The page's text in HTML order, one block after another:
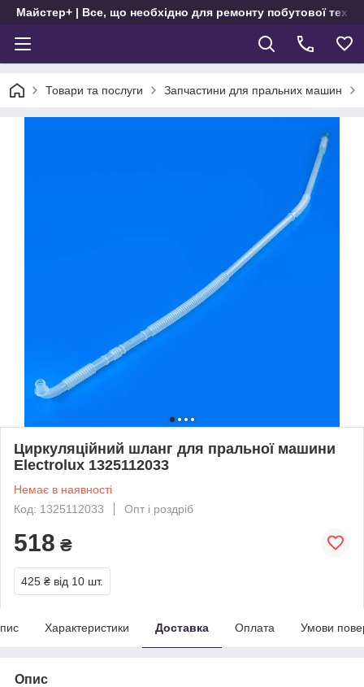
Майстер+ | Все, що необхідно для ремонту побутової
Товари та послуги Запчастини для пральних машин
Циркуляційний шланг для пральної машини
Electrolux 1325112033
Немає в наявності
Код: 1325112033
Опт і роздріб
518 ₴
425 ₴ від 10 шт.
Характеристики Доставка Оплата Умови
Опис